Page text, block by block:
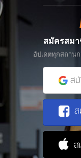
สมัครสมา
อัปเดตทุกสถาน
ส
ส